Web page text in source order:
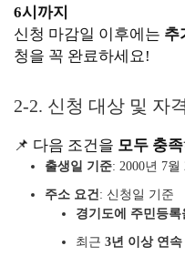
6시까지
신청 마감일 이후에는 추
청을 꼭 완료하세요!
2-2. 신청 대상 및 자
📌 다음 조건을 모두 충족
출생일 기준: 2000년 7월
주소 요건: 신청일 기준
경기도에 주민등록
최근 3년 이상 연